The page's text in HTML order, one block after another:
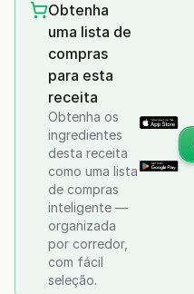
Obtenha
uma lista de
compras
para esta
receita
Obtenha os
ingredientes
desta receita
como uma lista
de compras
inteligente —
organizada
por corredor,
com fácil
seleção.